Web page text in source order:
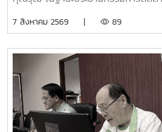
เป็นประธานการประชุมคณะกรรมการติ
สภามหาวิทยาลัย ชั้น 5 อาคารสำนักง
มหาวิทยาลัยแม่โจ้ ในการประชุมครั้งนี้
ประชุม ประกอบด้วย ผู้ช่วยศาสตราจา
มีนสกุล รองอธิการบดี (ผู้แทนอธิการบ
ดร.ชนาพร ขันธบุตร รองศาสตราจารย์
พรมยะ ผู้ช่วยศาสตราจารย์ ดร.พิมพ์ชน
7 สิงหาคม 2569 | 89